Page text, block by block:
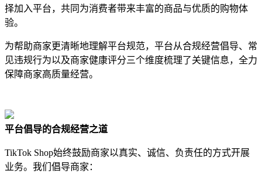
择加入平台，共同为消费者带来丰富的商品与优质的购物体
验。
为帮助商家更清晰地理解平台规范，平台从合规经营倡导、常
见违规行为以及商家健康评分三个维度梳理了关键信息，全力
保障商家高质量经营。
平台倡导的合规经营之道
TikTok Shop始终鼓励商家以真实、诚信、负责任的方式开展
业务。我们倡导商家：